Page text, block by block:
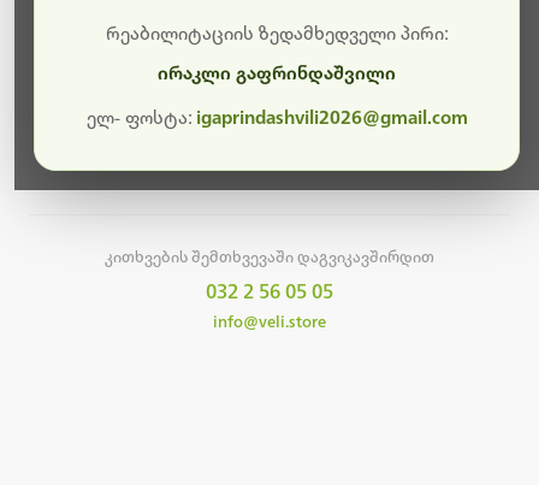
კითხვების შემთხვევაში დაგვიკავშირდით
032 2 56 05 05
info@veli.store
რეაბილიტაციის ზედამხედველი პირი:
ირაკლი გაფრინდაშვილი
ელ- ფოსტა: igaprindashvili2026@gmail.com